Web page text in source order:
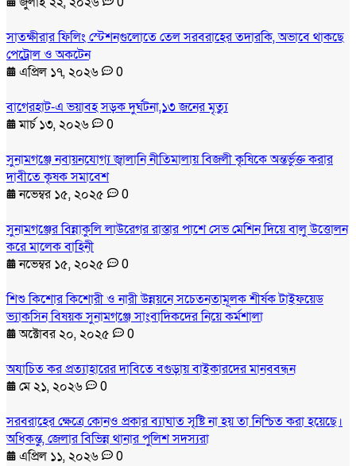
সাতক্ষীরার ফিলিং স্টেশনগুলোতে তেল সরবরাহের তদারকি, অভাবে থাকছে
পেট্রোল ও অকটেন
এপ্রিল ১৭, ২০২৬
0
বাগেরহাট-এ ভয়াবহ সড়ক দুর্ঘটনা,১৩ জনের মৃত্যু
মার্চ ১৩, ২০২৬
0
সুনামগঞ্জে নবায়নযোগ্য জ্বালানি নীতিমালায় বিজলী কৃষিকে অন্তর্ভুক্ত করার
দাবীতে কৃষক সমাবেশ
নভেম্বর ১৫, ২০২৫
0
সুনামগঞ্জের বিন্নাকুলি লাউরেগর রাস্তার পাশে সেভ মেশিন দিয়ে বালু উত্তোলন
করে মালেক বাহিনী
নভেম্বর ১৫, ২০২৫
0
শিশু কিশোর কিশোরী ও নারী উন্নয়নে সচেতনতামূলক শীর্ষক টাইফয়েড
ভ্যাকসিন বিষয়ক সুনামগঞ্জে সাংবাদিকদের নিয়ে কর্মশালা
অক্টোবর ২০, ২০২৫
0
অযাচিত কর প্রত্যাহারের দাবিতে বগুড়ায় বাইকারদের মানববন্ধন
মে ২১, ২০২৬
0
সরবরাহের ক্ষেত্রে কোনও প্রকার ব্যাঘাত সৃষ্টি না হয় তা নিশ্চিত করা হয়েছে।
অধিকন্তু, জেলার বিভিন্ন থানার পুলিশ সদস্যরা
এপ্রিল ১১, ২০২৬
0